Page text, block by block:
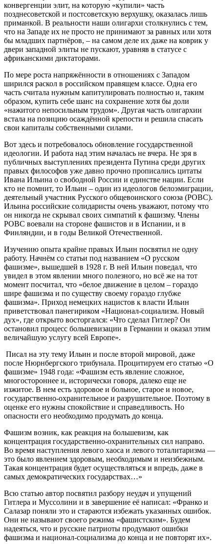
конвергенции элит, на которую «купили» часть
позднесоветской и постсоветскую верхушку, оказалась лишь
приманкой. В реальности наши олигархи столкнулись с тем,
что на Западе их не просто не принимают за равных или хотя
бы младших партнёров, – на самом деле их даже на коврик у
двери западной элиты не пускают, уравняв в статусе с
африканскими диктаторами.
По мере роста напряжённости в отношениях с Западом
ширился раскол в российском правящем классе. Одна его
часть считала нужным капитулировать полностью и, таким
образом, купить себе шанс на сохранение хотя бы доли
«нажитого непосильным трудом». Другая часть олигархии
встала на позицию осаждённой крепости и решила спасать
свои капиталы собственными силами.
Вот здесь и потребовалось обновление государственной
идеологии. И работа над этим началась не вчера. Не зря в
публичных выступлениях президента Путина среди других
правых философов уже давно прочно прописались цитаты
Ивана Ильина о свободной России и единстве нации. Если
кто не помнит, то Ильин – один из идеологов белоэмиграции,
деятельный участник Русского общевоинского союза (РОВС).
Ильина российские солидаристы очень уважают, потому что
он никогда не скрывал своих симпатий к фашизму. Члены
РОВС воевали на стороне фашистов и в Испании, и в
Финляндии, и в годы Великой Отечественной.
Изучению опыта крайне правых Ильин посвятил не одну
работу. Начнём со статьи под названием «О русском
фашизме», вышедшей в 1928 г. В ней Ильин поведал, что
увидел в этом явлении много полезного, но всё же на тот
момент посчитал, что «белое движение в целом – гораздо
шире фашизма и по существу своему гораздо глубже
фашизма». Приход немецких нацистов к власти Ильин
приветствовал панегириком «Национал-социализм. Новый
дух», где открыто восторгался: «Что сделал Гитлер? Он
остановил процесс большевизации в Германии и оказал этим
величайшую услугу всей Европе».
Писал на эту тему Ильин и после второй мировой, даже
после Нюрнбергского трибунала. Процитируем его статью «О
фашизме» 1948 года: «Фашизм есть явление сложное,
многостороннее и, исторически говоря, далеко еще не
изжитое. В нем есть здоровое и больное, старое и новое,
государственно-охранительное и разрушительное. Поэтому в
оценке его нужны спокойствие и справедливость. Но
опасности его необходимо продумать до конца.
Фашизм возник, как реакция на большевизм, как
концентрация государственно-охранительных сил направо.
Во время наступления левого хаоса и левого тоталитаризма —
это было явлением здоровым, необходимым и неизбежным.
Такая концентрация будет осуществляться и впредь, даже в
самых демократических государствах…»
Всю статью автор посвятил разбору неудач и упущений
Гитлера и Муссолини и в завершение её написал: «Франко и
Салазар поняли это и стараются избежать указанных ошибок.
Они не называют своего режима «фашистским». Будем
надеяться, что и русские патриоты продумают ошибки
фашизма и национал-социализма до конца и не повторят их».